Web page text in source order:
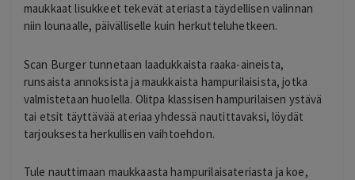
maukkaat lisukkeet tekevät ateriasta täydellisen valinnan
niin lounaalle, päivälliselle kuin herkutteluhetkeen.
Scan Burger tunnetaan laadukkaista raaka-aineista,
runsaista annoksista ja maukkaista hampurilaisista, jotka
valmistetaan huolella. Olitpa klassisen hampurilaisen ystävä
tai etsit täyttävää ateriaa yhdessä nautittavaksi, löydät
tarjouksesta herkullisen vaihtoehdon.
Tule nauttimaan maukkaasta hampurilaisateriasta ja koe,